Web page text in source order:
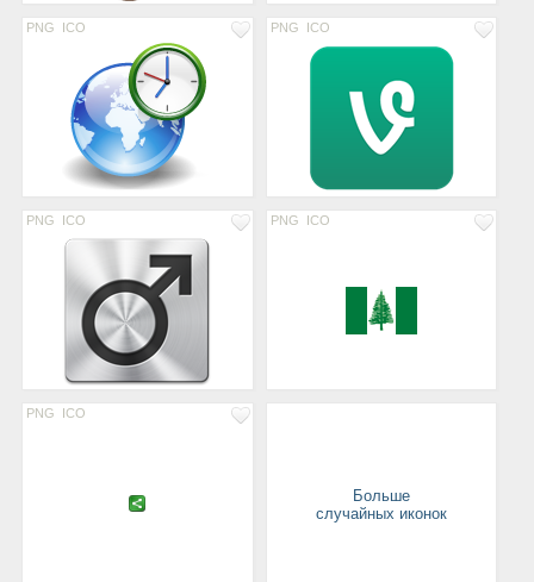
PNG ICO PNG ICO
PNG ICO PNG ICO
PNG ICO
Больше
случайных иконок